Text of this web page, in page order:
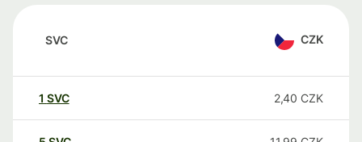
SVC CZK
1 SVC 2,40 CZK